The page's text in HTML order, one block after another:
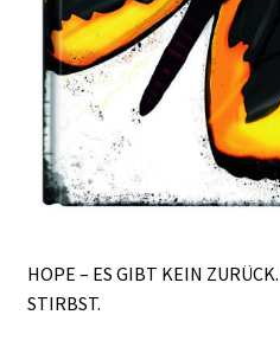
HOPE – ES GIBT KEIN
STIRBST.